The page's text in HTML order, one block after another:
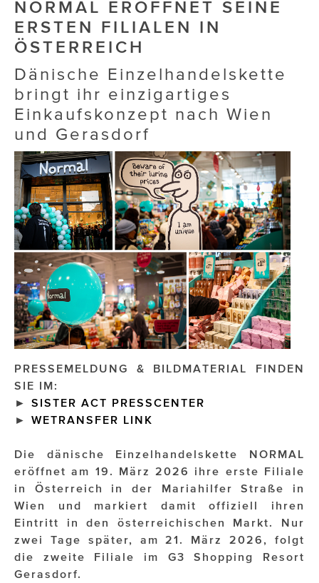
NORMAL ERÖFFNET SEINE
ERSTEN FILIALEN IN
ÖSTERREICH
Dänische Einzelhandelskette
bringt ihr einzigartiges
Einkaufskonzept nach Wien
und Gerasdorf
PRESSEMELDUNG & BILDMATERIAL FINDEN
SIE IM:
► SISTER ACT PRESSCENTER
► WETRANSFER LINK
Die dänische Einzelhandelskette NORMAL
eröffnet am 19. März 2026 ihre erste Filiale
in Österreich in der Mariahilfer Straße in
Wien und markiert damit offiziell ihren
Eintritt in den österreichischen Markt. Nur
zwei Tage später, am 21. März 2026, folgt
die zweite Filiale im G3 Shopping Resort
Gerasdorf.